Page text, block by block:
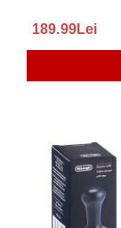
189.99Lei